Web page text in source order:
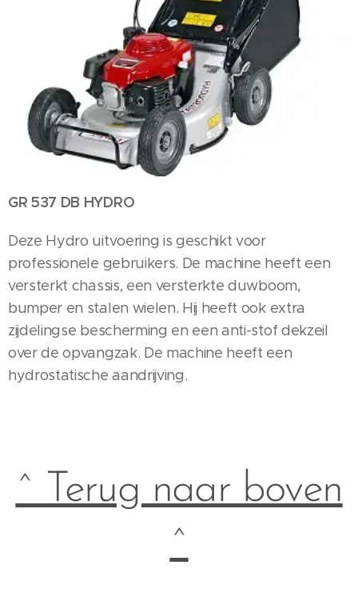
GR 537 DB HYDRO
Deze Hydro uitvoering is geschikt voor
professionele gebruikers. De machine heeft een
versterkt chassis, een versterkte duwboom,
bumper en stalen wielen. Hij heeft ook extra
zijdelingse bescherming en een anti-stof dekzeil
over de opvangzak. De machine heeft een
hydrostatische aandrijving.
^ Terug naar boven
^